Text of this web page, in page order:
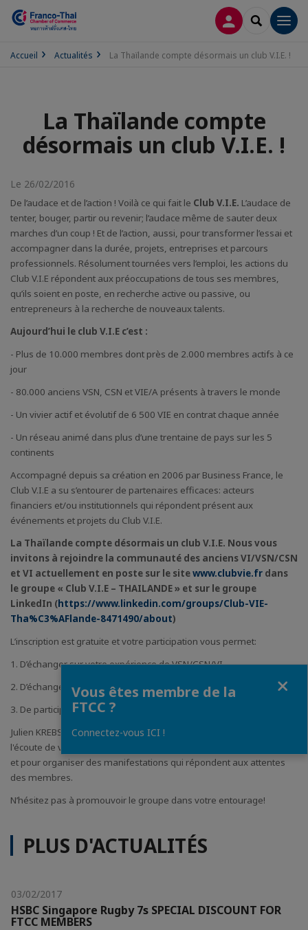
CONNEXION
Accueil Actualités La Thaïlande compte désormais un club V.I.E. !
La Thaïlande compte
désormais un club V.I.E. !
Le 26/02/2016
De l’audace et de l’action ! Voilà ce qui fait le Club V.I.E. L’audace de
tenter, bouger, partir ou revenir; l’audace même de sauter deux
marches d’un coup ! Et de l’action, aussi, pour transformer l’essai et
accompagner dans la durée, projets, entreprises et parcours
professionnels. Résolument tournées vers l’emploi, les actions du
Club V.I.E répondent aux préoccupations de tous ses membres,
qu’ils soient en poste, en recherche active ou passive, ou
entrepreneurs à la recherche de nouveaux talents.
Aujourd’hui le club V.I.E c’est :
- Plus de 10.000 membres dont près de 2.000 membres actifs à ce
jour
- 80.000 anciens VSN, CSN et VIE/A présents à travers le monde
- Un vivier actif et évolutif de 6 500 VIE en contrat chaque année
- Un réseau animé dans plus d’une trentaine de pays sur les 5
continents
Accompagné depuis sa création en 2006 par Business France, le
Club V.I.E a su s’entourer de partenaires efficaces: acteurs
financiers et/ou institutionnels qui répondent présent aux
événements et projets du Club V.I.E.
La Thaïlande compte désormais un club V.I.E. Nous vous
invitons à rejoindre la communauté des anciens VI/VSN/CSN
et VI actuellement en poste sur le sitewww.clubvie.fr dans
le groupe « Club V.I.E – THAILANDE » et sur le groupe
LinkedIn (https://www.linkedin.com/groups/Club-VIE-
Tha%C3%AFlande-8471490/about)
L’inscription est gratuite et votre participation vous permet:
1. D’échanger sur votre expérience de VSN/CSN/VI,
2. D’échanger sur votre expérience d'expatrié,
3. De participer à des événements privilégiés,
Julien KREBS, responsable de l'animation de ce club pays est à
l'écoute de vos suggestions, événements pour faire vivre ce groupe
et pour organiser des manifestations qui répondent aux attentes
des membres.
N’hésitez pas à promouvoir le groupe dans votre entourage!
PLUS D'ACTUALITÉS
03/02/2017
HSBC Singapore Rugby 7s SPECIAL DISCOUNT FOR
FTCC MEMBERS
Vous êtes membre de la
FTCC ?
Connectez-vous ICI !